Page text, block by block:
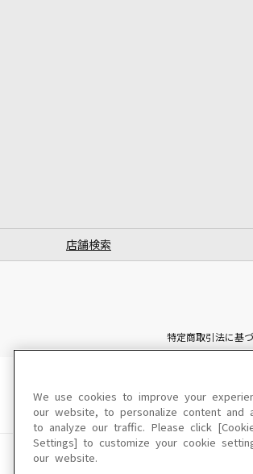
店舗検索
特定商取引法に基
このサイトに掲載
We use cookies to improve your
our website, to personalize content and
to analyze our traffic. Please click
Settings] to customize your cookie
our website.